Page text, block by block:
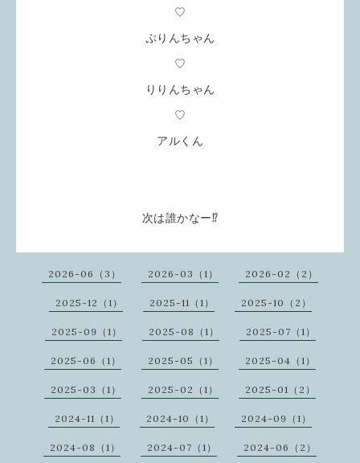
♡
ぷりんちゃん
♡
りりんちゃん
♡
アルくん
次は誰かなー⁉
2026-06（3） 2026-03（1） 2026-02（2）
2025-12（1） 2025-11（1） 2025-10（2）
2025-09（1） 2025-08（1） 2025-07（1）
2025-06（1） 2025-05（1） 2025-04（1）
2025-03（1） 2025-02（1） 2025-01（2）
2024-11（1） 2024-10（1） 2024-09（1）
2024-08（1） 2024-07（1） 2024-06（2）